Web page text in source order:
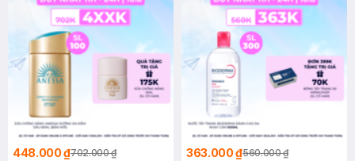
448.000 ₫702.000 ₫ 363.000 ₫560.000 ₫